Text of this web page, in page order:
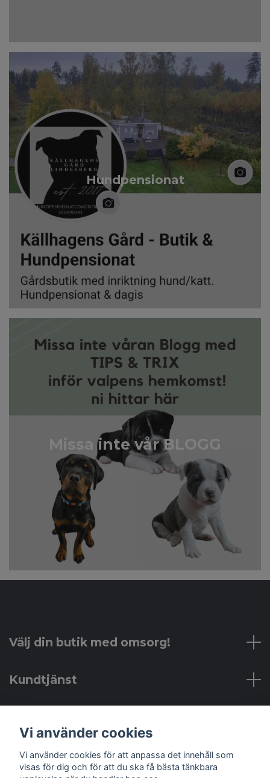
Hundpensionat
Missa inte vår BLOGG
Välj din butik med omsorg!
Kundtjänst
Sociala medier
Vi använder cookies
Vi använder cookies för att anpassa det innehåll som
visas för dig och för att du ska få bästa tänkbara